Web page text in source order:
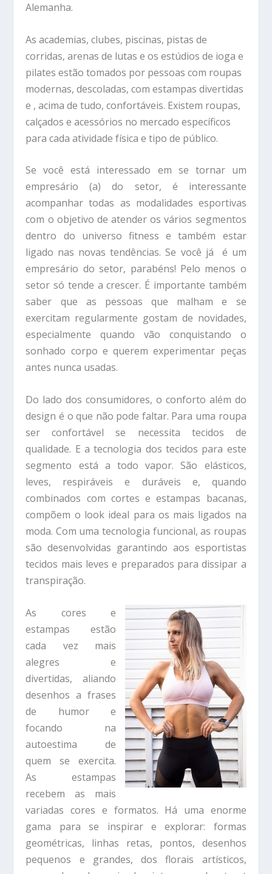
Alemanha.
As academias, clubes, piscinas, pistas de
corridas, arenas de lutas e os estúdios de ioga e
pilates estão tomados por pessoas com roupas
modernas, descoladas, com estampas divertidas
e , acima de tudo, confortáveis. Existem roupas,
calçados e acessórios no mercado específicos
para cada atividade física e tipo de público.
Se você está interessado em se tornar um
empresário (a) do setor, é interessante
acompanhar todas as modalidades esportivas
com o objetivo de atender os vários segmentos
dentro do universo fitness e também estar
ligado nas novas tendências. Se você já é um
empresário do setor, parabéns! Pelo menos o
setor só tende a crescer. É importante também
saber que as pessoas que malham e se
exercitam regularmente gostam de novidades,
especialmente quando vão conquistando o
sonhado corpo e querem experimentar peças
antes nunca usadas.
Do lado dos consumidores, o conforto além do
design é o que não pode faltar. Para uma roupa
ser confortável se necessita tecidos de
qualidade. E a tecnologia dos tecidos para este
segmento está a todo vapor. São elásticos,
leves, respiráveis e duráveis e, quando
combinados com cortes e estampas bacanas,
compõem o look ideal para os mais ligados na
moda. Com uma tecnologia funcional, as roupas
são desenvolvidas garantindo aos esportistas
tecidos mais leves e preparados para dissipar a
transpiração.
As cores e
estampas estão
cada vez mais
alegres e
divertidas, aliando
desenhos a frases
de humor e
focando na
autoestima de
quem se exercita.
As estampas
recebem as mais
variadas cores e formatos. Há uma enorme
gama para se inspirar e explorar: formas
geométricas, linhas retas, pontos, desenhos
pequenos e grandes, dos florais artísticos,